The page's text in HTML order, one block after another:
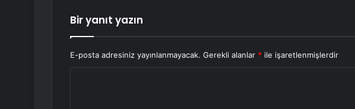
Bir yanıt yazın
E-posta adresiniz yayınlanmayacak. Gerekli alanlar * ile işaretlenmişlerdir